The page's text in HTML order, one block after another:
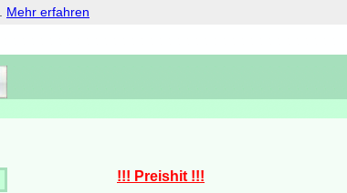
Mehr erfahren
!!! Preishit !!!